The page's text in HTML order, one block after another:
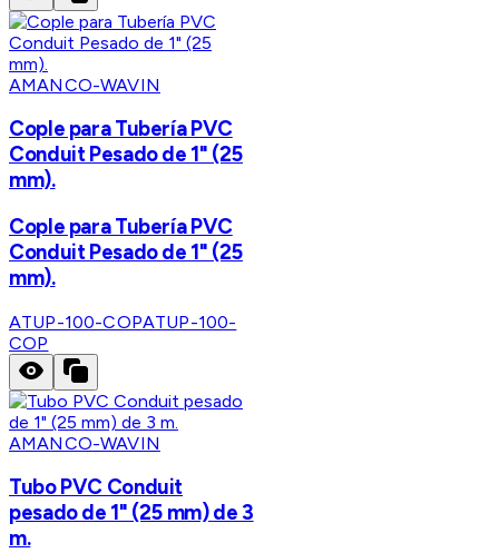
AMANCO-WAVIN
Cople para Tubería PVC
Conduit Pesado de 1" (25
mm).
Cople para Tubería PVC
Conduit Pesado de 1" (25
mm).
ATUP-100-COPATUP-100-
COP
AMANCO-WAVIN
Tubo PVC Conduit
pesado de 1" (25 mm) de 3
m.